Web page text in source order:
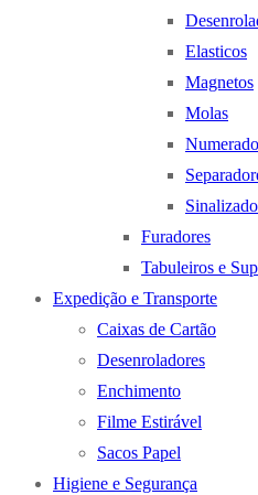
Elasticos
Magnetos
Molas
Furadores
Tabuleiros e
Expedição e Transporte
Caixas de Cartão
Desenroladores
Enchimento
Filme Estirável
Sacos Papel
Higiene e Segurança